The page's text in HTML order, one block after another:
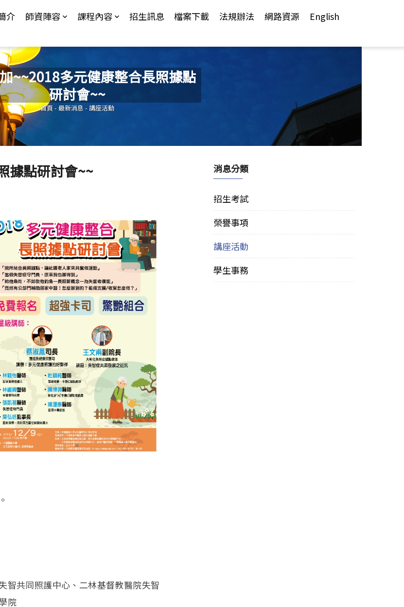
介 師資陣容 課程內容 招生訊息 檔案下載 法規辦法 網路資源 English
~~2018多元健康整合長照據點
研討會~~
您在這裡
首頁 - 最新消息 - 講座活動
據點研討會~~
智共同照護中心、二林基督教醫院失智
院
消息分類
招生考試
榮譽事項
講座活動
學生事務